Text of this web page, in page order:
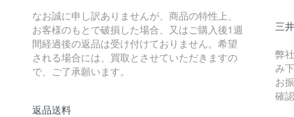
なお誠に申し訳ありませんが、商品の特性上、
お客様のもとで破損した場合、又はご購入後1週
間経過後の返品は受け付けておりません。希望
される場合には、買取とさせていただきますの
で、ご了承願います。
返品送料
三
弊
み
お
確